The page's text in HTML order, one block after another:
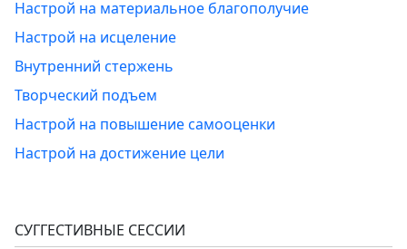
Настрой на материальное благополучие
Настрой на исцеление
Внутренний стержень
Творческий подъем
Настрой на повышение самооценки
Настрой на достижение цели
СУГГЕСТИВНЫЕ СЕССИИ